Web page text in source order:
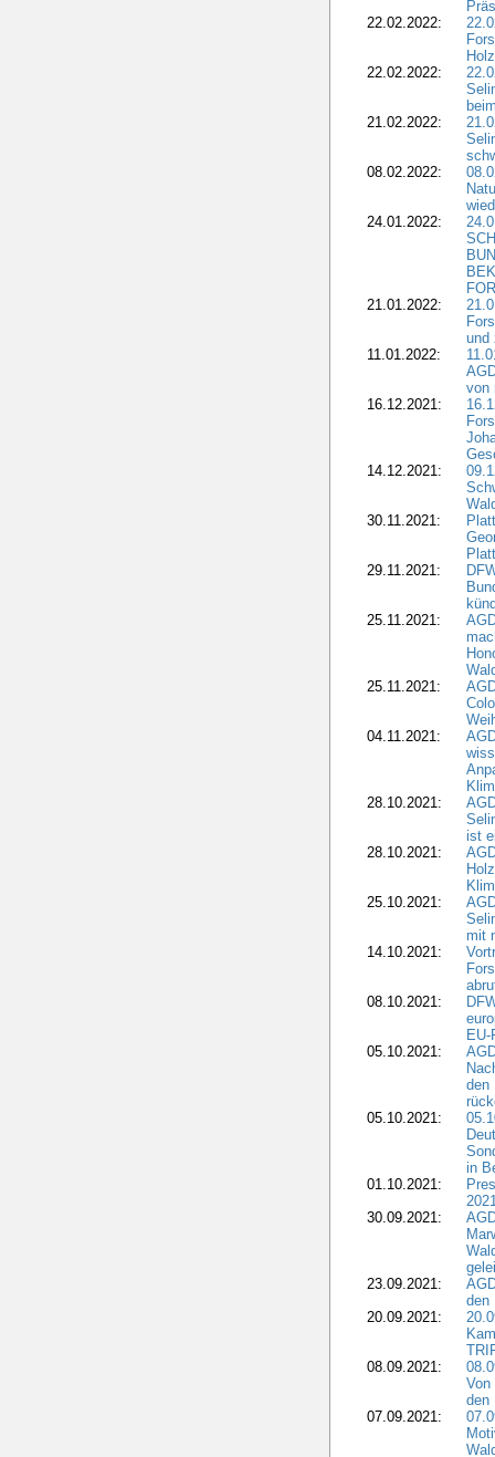
22.02.2022:
22.02.2022:
21.02.2022:
08.02.2022:
24.01.2022:
21.01.2022:
und
11.01.2022:
von
16.12.2021:
14.12.2021:
30.11.2021:
29.11.2021:
25.11.2021:
25.11.2021:
04.11.2021:
28.10.2021:
ist
28.10.2021:
25.10.2021:
mit
14.10.2021:
08.10.2021:
05.10.2021:
den
05.10.2021:
in
01.10.2021:
30.09.2021:
23.09.2021:
den
20.09.2021:
08.09.2021:
den
07.09.2021: